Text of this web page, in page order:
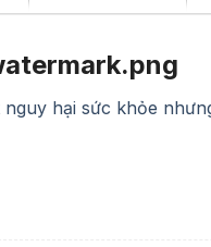
hại sức khỏe